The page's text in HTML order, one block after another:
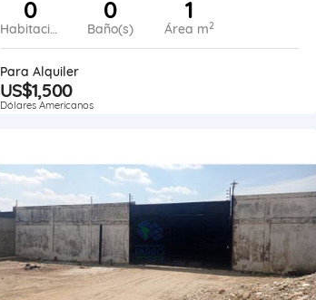
0
Habitaciones
0
Baño(s)
1
Área m2
Para Alquiler
US$1,500
Dólares Americanos